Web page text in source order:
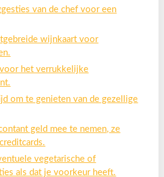
van de chef voor een
wijnkaart voor
het verrukkelijke
om te genieten van de gezellige
geld mee te nemen, ze
vegetarische of
als dat je voorkeur heeft.